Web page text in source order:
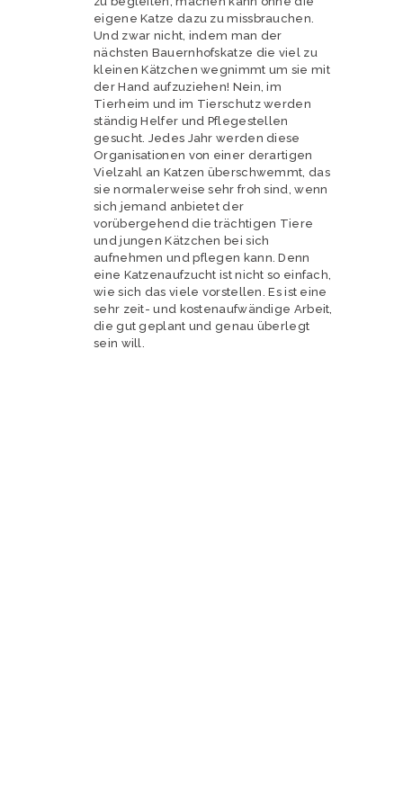
eigene Katze dazu zu missbrauchen.
Und zwar nicht, indem man der
nächsten Bauernhofskatze die viel zu
kleinen Kätzchen wegnimmt um sie mit
der Hand aufzuziehen! Nein, im
Tierheim und im Tierschutz werden
ständig Helfer und Pflegestellen
gesucht. Jedes Jahr werden diese
Organisationen von einer derartigen
Vielzahl an Katzen überschwemmt, das
sie normalerweise sehr froh sind, wenn
sich jemand anbietet der
vorübergehend die trächtigen Tiere
und jungen Kätzchen bei sich
aufnehmen und pflegen kann. Denn
eine Katzenaufzucht ist nicht so einfach,
wie sich das viele vorstellen. Es ist eine
sehr zeit- und kostenaufwändige Arbeit,
die gut geplant und genau überlegt
sein will.